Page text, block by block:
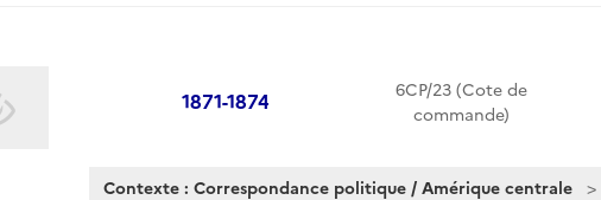
1871-1874
6CP/23 (Cote de
commande)
Contexte : Correspondance politique / Amérique centrale